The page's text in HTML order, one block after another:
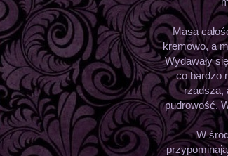
Masa
kremowo, a
Wydawały
co bardzo
rzadsza,
pudrowość.
W